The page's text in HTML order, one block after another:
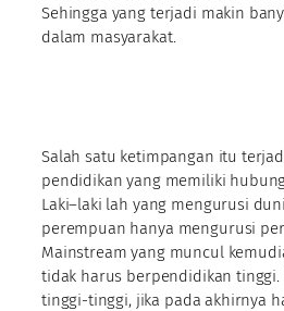
Sehingga yang terjadi makin
dalam masyarakat.
Salah satu ketimpangan itu
pendidikan yang memiliki
Laki–laki lah yang mengurusi
perempuan hanya mengurusi
Mainstream yang muncul
tidak harus berpendidikan tinggi.
tinggi-tinggi, jika pada akhirnya